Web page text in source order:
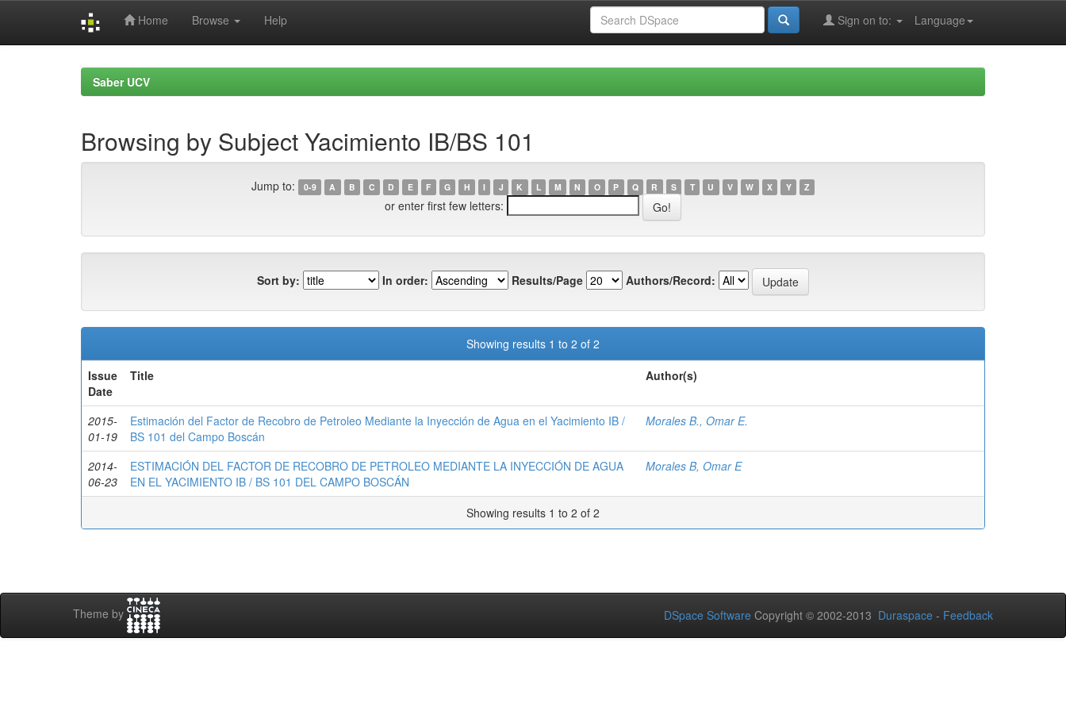
Home Browse Help Language
Sign on to:
Saber UCV
Browsing by Subject Yacimiento IB/BS 101
Jump to: 0-9 A B C D E F G H I J K L M N O P Q R S T U V W X Y Z
or enter first few letters:
Sort by: In order: Results/Page Authors/Record:
Showing results 1 to 2 of 2
Issue
Date
Title Author(s)
2015-
01-19
Estimación del Factor de Recobro de Petroleo Mediante la Inyección de Agua en el Yacimiento IB /
BS 101 del Campo Boscán
Morales B., Omar E.
2014-
06-23
ESTIMACIÓN DEL FACTOR DE RECOBRO DE PETROLEO MEDIANTE LA INYECCIÓN DE AGUA
EN EL YACIMIENTO IB / BS 101 DEL CAMPO BOSCÁN
Morales B, Omar E
Showing results 1 to 2 of 2
Theme by DSpace Software Copyright © 2002-2013 Duraspace - Feedback